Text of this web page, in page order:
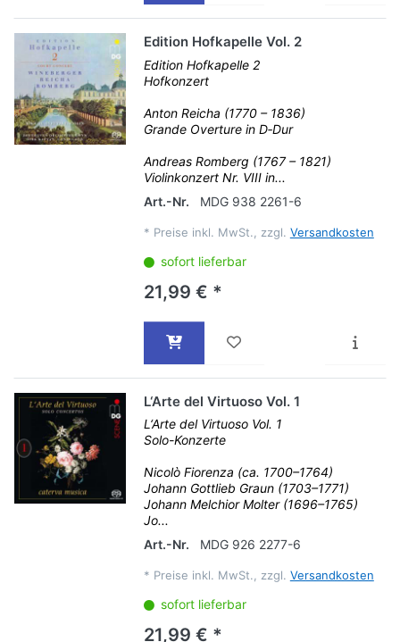
Edition Hofkapelle Vol. 2
Edition Hofkapelle 2
Hofkonzert
Anton Reicha (1770 – 1836)
Grande Overture in D‐Dur
Andreas Romberg (1767 – 1821)
Violinkonzert Nr. VIII in...
Art.-Nr.
MDG 938 2261-6
* Preise inkl. MwSt., zzgl. Versandkosten
sofort lieferbar
21,99 € *
L‘Arte del Virtuoso Vol. 1
L‘Arte del Virtuoso Vol. 1
Solo-Konzerte
Nicolò Fiorenza (ca. 1700–1764)
Johann Gottlieb Graun (1703–1771)
Johann Melchior Molter (1696–1765)
Jo...
Art.-Nr.
MDG 926 2277-6
* Preise inkl. MwSt., zzgl. Versandkosten
sofort lieferbar
21,99 € *